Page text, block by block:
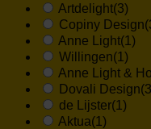
Artdelight(3)
Copiny Design
Anne Light(1)
Willingen(1)
Anne Light &
Dovali Design
de Lijster(1)
Aktua(1)